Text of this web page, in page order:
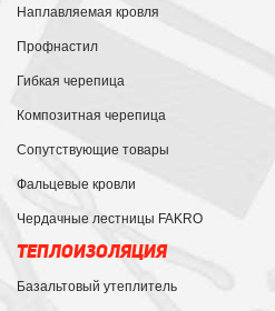
Наплавляемая кровля
Профнастил
Гибкая черепица
Композитная черепица
Сопутствующие товары
Фальцевые кровли
Чердачные лестницы FAKRO
ТЕПЛОИЗОЛЯЦИЯ
Базальтовый утеплитель